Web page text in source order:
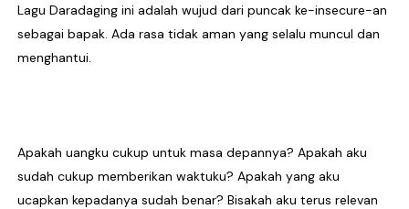
Ratih Putria Hadirkan Pelukan Hangat Lewat Single
Tiga Dekade Brutalitas: Vomepotro Bangkit Kembali
Bunuhdiri Perkenalkan Dunia Distopia Lewat
Sindikat Sisa Semalam Rayakan Kehangatan Tradisi
Lagu Daradaging ini adalah wujud dari puncak ke-insecure-an
sebagai bapak. Ada rasa tidak aman yang selalu muncul dan
menghantui.
Apakah uangku cukup untuk masa depannya? Apakah aku
sudah cukup memberikan waktuku? Apakah yang aku
ucapkan kepadanya sudah benar? Bisakah aku terus relevan